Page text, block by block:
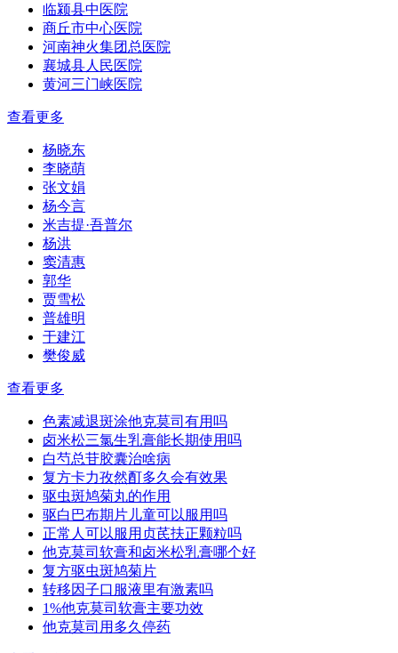
临颍县中医院
商丘市中心医院
河南神火集团总医院
襄城县人民医院
黄河三门峡医院
查看更多
杨晓东
李晓萌
张文娟
杨今言
米吉提·吾普尔
杨洪
窦清惠
郭华
贾雪松
普雄明
于建江
樊俊威
查看更多
色素减退斑涂他克莫司有用吗
卤米松三氯生乳膏能长期使用吗
白芍总苷胶囊治啥病
复方卡力孜然酊多久会有效果
驱虫斑鸠菊丸的作用
驱白巴布期片儿童可以服用吗
正常人可以服用贞芪扶正颗粒吗
他克莫司软膏和卤米松乳膏哪个好
复方驱虫斑鸠菊片
转移因子口服液里有激素吗
1%他克莫司软膏主要功效
他克莫司用多久停药